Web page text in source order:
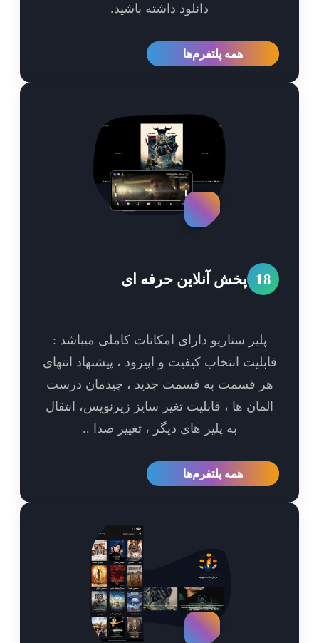
دانلود داشته باشید.
همه پلتفرم‌ها
پخش آنلاین حرفه ای
پلیر سناریو دارای امکانات کاملی میباشد :
انتخاب کیفیت و اپیزود ، پیشنهاد انتهای
قسمت به قسمت جدید ، چیدمان درست
ها ، قابلیت تغیر سایز زیرنویس، انتقال
به پلیر های دیگر ، تغییر صدا ..
همه پلتفرم‌ها